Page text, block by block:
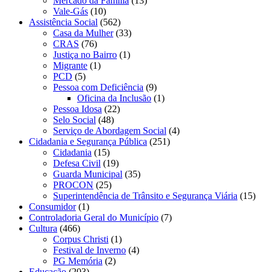
Vale-Gás (10)
Assistência Social (562)
Casa da Mulher(33)
CRAS (76)
Justiça no Bairro (1)
Migrante (1)
PCD (5)
Pessoa com Deficiência (9)
Oficina da Inclusão (1)
Pessoa Idosa (22)
Selo Social (48)
Serviço de Abordagem Social (4)
Cidadania e Segurança Pública (251)
Cidadania (15)
Defesa Civil (19)
Guarda Municipal (35)
PROCON (25)
Superintendência de Trânsito e Segurança Viária (15)
Consumidor(1)
Controladoria Geral do Município (7)
Cultura (466)
Corpus Christi (1)
Festival de Inverno (4)
PG Memória (2)